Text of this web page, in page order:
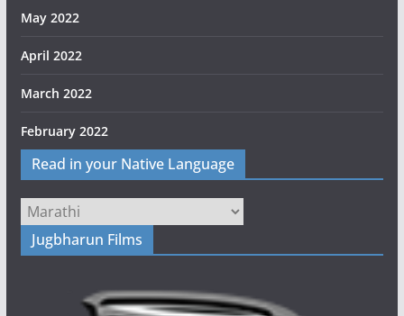
May 2022
April 2022
March 2022
February 2022
Read in your Native Language
Jugbharun Films